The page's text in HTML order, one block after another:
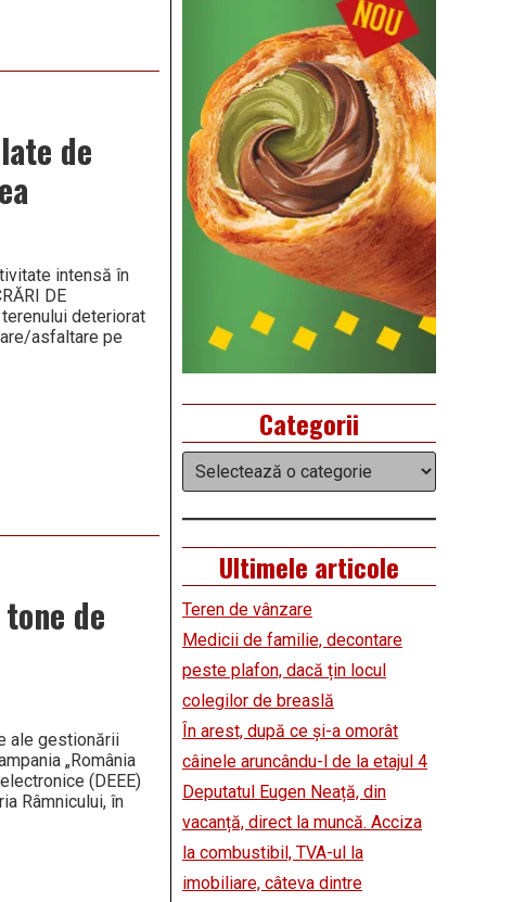
de
intensă în
DE
terenului deteriorat
asfaltare pe
de
ale gestionării
„România
(DEEE)
Râmnicului, în
Categorii
Categorii
Ultimele articole
Teren de vânzare
Medicii de familie, decontare
peste plafon, dacă țin locul
colegilor de breaslă
În arest, după ce și-a omorât
câinele aruncându-l de la etajul 4
Deputatul Eugen Neață, din
vacanță, direct la muncă. Acciza
la combustibil, TVA-ul la
imobiliare, câteva dintre